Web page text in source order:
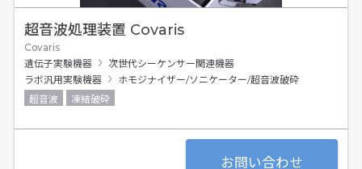
超音波処理装置 Covaris
Covaris
遺伝子実験機器
次世代シーケンサー関連機器
ラボ汎用実験機器
ホモジナイザー/ソニケーター/超音波破砕
超音波
凍結破砕
お問い合わせ